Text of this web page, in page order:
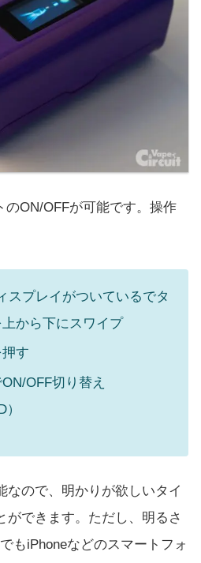
のON/OFFが可能です。操作
スプレイがついているでタ
から下にスワイプ
す
OFF切り替え
なので、明かりが欲しいタイ
ができます。ただし、明るさ
もiPhoneなどのスマートフォ